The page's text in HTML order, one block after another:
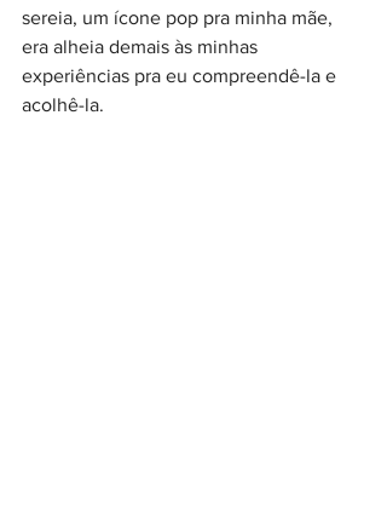
sereia, um ícone pop pra minha mãe,
era alheia demais às minhas
experiências pra eu compreendê-la e
acolhê-la.